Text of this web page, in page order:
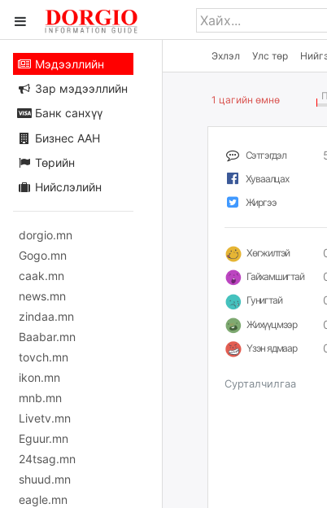
Эхлэл Улс төр
Мэдээллийн
Зар мэдээллийн
Банк санхүү
Бизнес ААН
Төрийн
Нийслэлийн
dorgio.mn
Gogo.mn
caak.mn
news.mn
zindaa.mn
Baabar.mn
tovch.mn
ikon.mn
mnb.mn
Livetv.mn
Eguur.mn
24tsag.mn
shuud.mn
eagle.mn
1 цагийн өмнө
Сэтгэгдэл
Хуваалцах
Жиргээ
Хөгжилтэй
Гайхамшигтай
Гунигтай
Жихүүцмээр
Үзэн ядмаар
Сурталчилгаа